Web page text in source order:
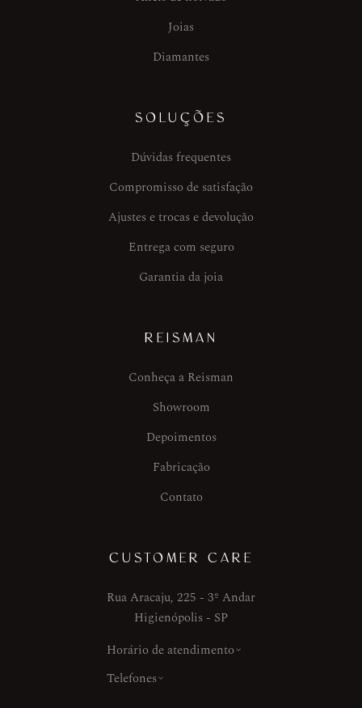
Joias
Diamantes
SOLUÇÕES
Dúvidas frequentes
Compromisso de satisfação
Ajustes e trocas e devolução
Entrega com seguro
Garantia da joia
REISMAN
Conheça a Reisman
Showroom
Depoimentos
Fabricação
Contato
CUSTOMER CARE
Rua Aracaju, 225 - 3º Andar
Higienópolis - SP
Horário de atendimento
Telefones